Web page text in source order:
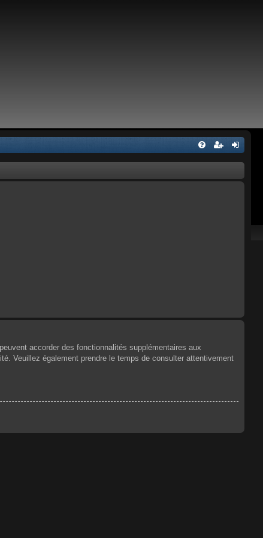
accorder des fonctionnalités supplémentaires aux
Veuillez également prendre le temps de consulter attentivement